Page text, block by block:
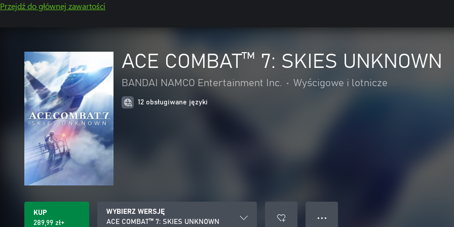
Przejdź do głównej zawartości
ACE COMBAT™ 7: SKIES UNKNOWN
BANDAI NAMCO Entertainment Inc. • Wyścigowe i lotnicze
12 obsługiwane języki
KUP
289,99 zł+
WYBIERZ WERSJĘ
ACE COMBAT™ 7: SKIES UNKNOWN
● ● ●